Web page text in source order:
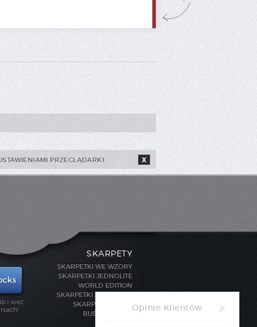
PRZEGLĄDARKI. X
SKARPETY
SKARPETKI WE WZORY
SKARPETKI JEDNOLITE
WORLD EDITION
SKARPETKI SPORTOWE
SKARPETY STOPKI
BUSINESS LINE
i weź
Opinie Klientów